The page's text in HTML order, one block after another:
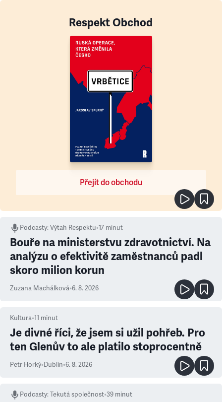
Respekt Obchod
Přejít do obchodu
Podcasty:Výtah Respektu•17 minut
Bouře na ministerstvu zdravotnictví. Na
analýzu o efektivitě zaměstnanců padl
skoro milion korun
Zuzana Machálková•6. 8. 2026
Kultura•11 minut
Je divné říci, že jsem si užil pohřeb. Pro
ten Glenův to ale platilo stoprocentně
Petr Horký•Dublin•6. 8. 2026
Podcasty:Tekutá společnost•39 minut